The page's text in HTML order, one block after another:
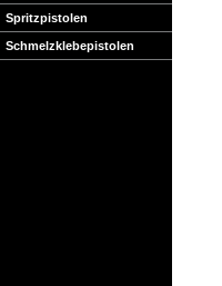
Spritzpistolen
Schmelzklebepistolen